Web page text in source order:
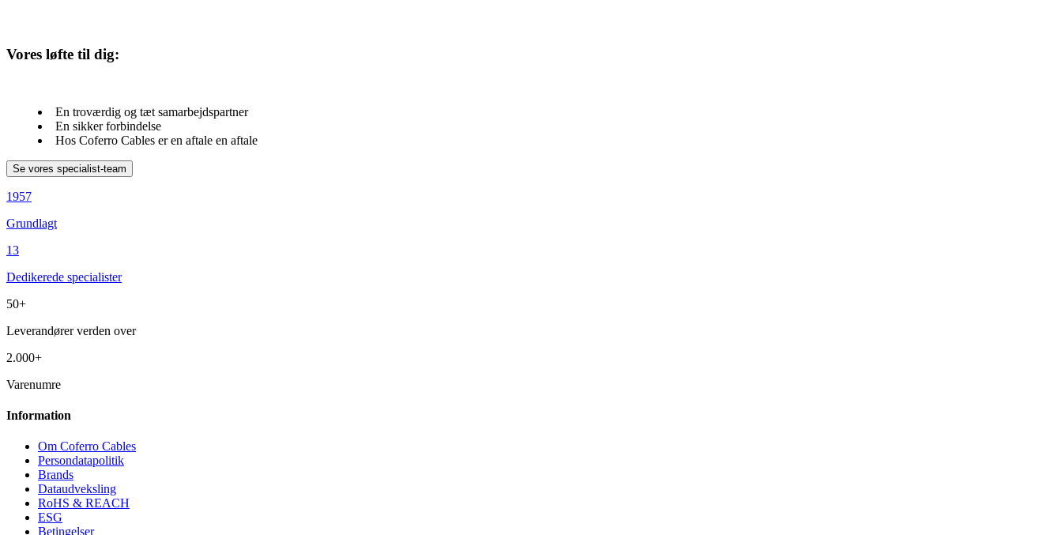
Vores løfte til dig:
En troværdig og tæt samarbejdspartner
En sikker forbindelse
Hos Coferro Cables er en aftale en aftale
1957
Grundlagt
13
Dedikerede specialister
50+
Leverandører verden over
2.000+
Varenumre
Information
Om Coferro Cables
Persondatapolitik
Brands
Dataudveksling
RoHS & REACH
ESG
Betingelser